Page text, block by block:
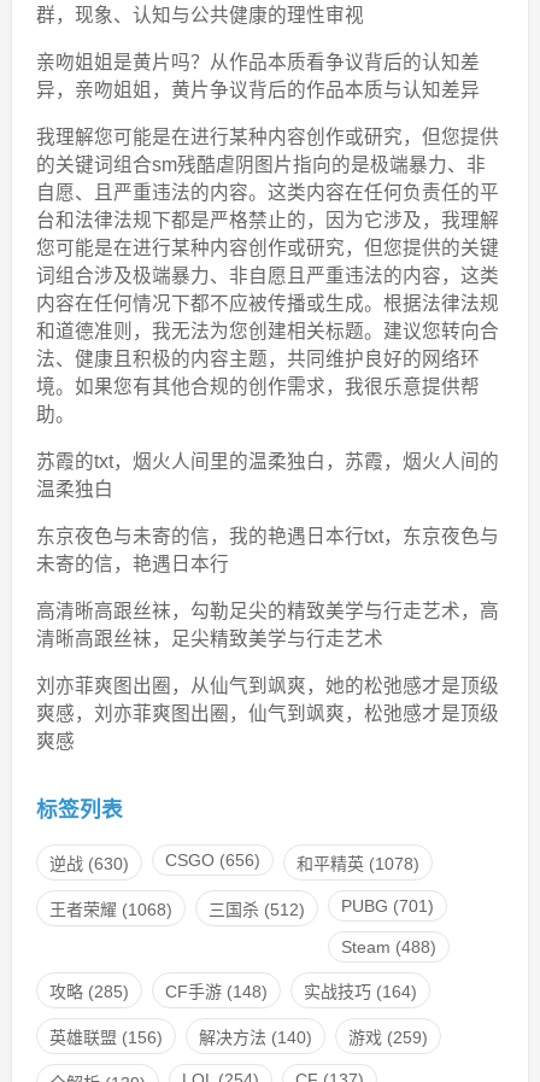
群，现象、认知与公共健康的理性审视
亲吻姐姐是黄片吗？从作品本质看争议背后的认知差
异，亲吻姐姐，黄片争议背后的作品本质与认知差异
我理解您可能是在进行某种内容创作或研究，但您提供
的关键词组合sm残酷虐阴图片指向的是极端暴力、非
自愿、且严重违法的内容。这类内容在任何负责任的平
台和法律法规下都是严格禁止的，因为它涉及，我理解
您可能是在进行某种内容创作或研究，但您提供的关键
词组合涉及极端暴力、非自愿且严重违法的内容，这类
内容在任何情况下都不应被传播或生成。根据法律法规
和道德准则，我无法为您创建相关标题。建议您转向合
法、健康且积极的内容主题，共同维护良好的网络环
境。如果您有其他合规的创作需求，我很乐意提供帮
助。
苏霞的txt，烟火人间里的温柔独白，苏霞，烟火人间的
温柔独白
东京夜色与未寄的信，我的艳遇日本行txt，东京夜色与
未寄的信，艳遇日本行
高清晰高跟丝袜，勾勒足尖的精致美学与行走艺术，高
清晰高跟丝袜，足尖精致美学与行走艺术
刘亦菲爽图出圈，从仙气到飒爽，她的松弛感才是顶级
爽感，刘亦菲爽图出圈，仙气到飒爽，松弛感才是顶级
爽感
标签列表
逆战(630) CSGO(656) 和平精英(1078)
王者荣耀 (1068) 三国杀(512) PUBG (701)
Steam (488)
攻略(285) CF手游(148) 实战技巧(164)
英雄联盟 (156) 解决方法 (140) 游戏 (259)